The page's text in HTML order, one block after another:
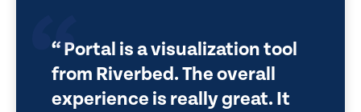
Portal is a visualization tool
from Riverbed. The overall
experience is really great. It